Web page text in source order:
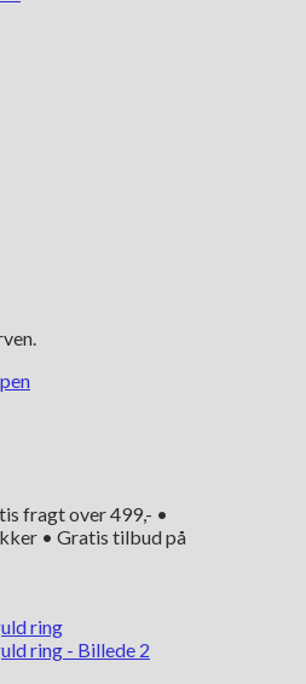
fragt over 499,- •
• Gratis tilbud på